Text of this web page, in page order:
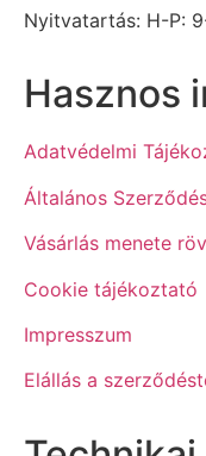
Nyitvatartás: H-P:
Hasznos
Adatvédelmi
Általános
Vásárlás menete
Cookie tájékoztató
Impresszum
Elállás a